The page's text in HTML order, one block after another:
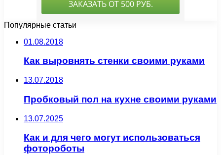
Популярные статьи
01.08.2018
Как выровнять стенки своими руками
13.07.2018
Пробковый пол на кухне своими руками
13.07.2025
Как и для чего могут использоваться
фотороботы